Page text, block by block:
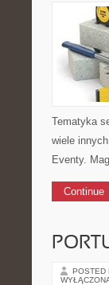
Tematyka
wiele
Eventy.
Continue
POSTED